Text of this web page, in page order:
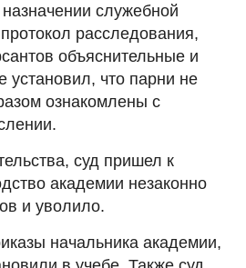
служебной
расследования,
объяснительные и
установил, что парни не
ознакомлены с
суд пришел к
академии незаконно
и уволило.
начальника академии,